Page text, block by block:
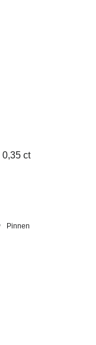
0,35 ct
Pinnen